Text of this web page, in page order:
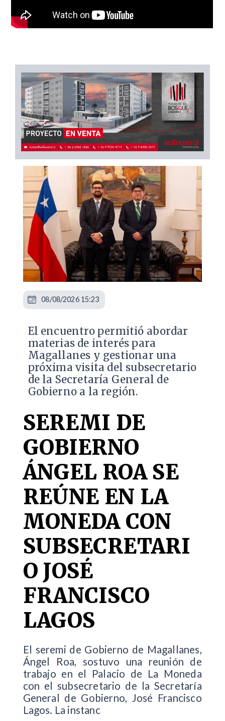
El encuentro permitió abordar
materias de interés para
Magallanes y gestionar una
próxima visita del subsecretario
de la Secretaría General de
Gobierno a la región.
SEREMI DE
GOBIERNO
ÁNGEL ROA SE
REÚNE EN LA
MONEDA CON
SUBSECRETARI
O JOSÉ
FRANCISCO
LAGOS
El seremi de Gobierno de Magallanes,
Ángel Roa, sostuvo una reunión de
trabajo en el Palacio de La Moneda
con el subsecretario de la Secretaría
General de Gobierno, José Francisco
Lagos. La instanc
08/08/2026 15:23